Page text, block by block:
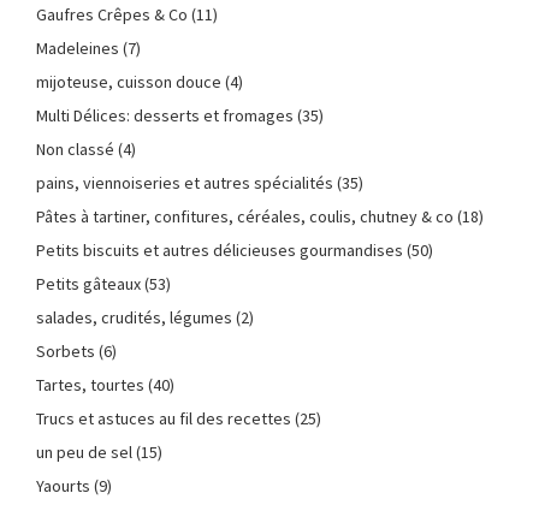
Gaufres Crêpes & Co (11)
Madeleines (7)
mijoteuse, cuisson douce (4)
Multi Délices: desserts et fromages (35)
Non classé (4)
pains, viennoiseries et autres spécialités (35)
Pâtes à tartiner, confitures, céréales, coulis, chutney & co (18)
Petits biscuits et autres délicieuses gourmandises (50)
Petits gâteaux(53)
salades, crudités, légumes (2)
Sorbets (6)
Tartes, tourtes (40)
Trucs et astuces au fil des recettes (25)
un peu de sel(15)
Yaourts (9)